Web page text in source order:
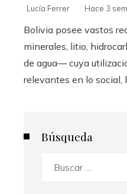
Lucía Ferrer Hace 3
Bolivia posee vastos
minerales, litio,
de agua— cuya
relevantes en lo social,
Búsqueda